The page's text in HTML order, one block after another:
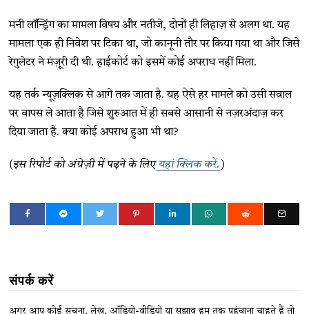
मनी लॉन्ड्रिंग का मामला विषय और नतीजे, दोनों ही लिहाज़ से अलग था. यह
मामला एक ही निवेश पर टिका था, जो कानूनी तौर पर किया गया था और जिसे
रेगुलेटर ने मंज़ूरी दी थी. हाईकोर्ट को इसमें कोई अपराध नहीं मिला.
यह तर्क न्यूज़क्लिक से आगे तक जाता है. यह ऐसे हर मामले को उसी सवाल
पर वापस ले आता है जिसे शुरुआत में ही सबसे आसानी से नज़रअंदाज़ कर
दिया जाता है. क्या कोई अपराध हुआ भी था?
(इस रिपोर्ट को अंग्रेज़ी में पढ़ने के लिएयहां क्लिक करें. )
संपर्क करें
अगर आप कोई सूचना, लेख, ऑडियो-वीडियो या सुझाव हम तक पहुंचाना चाहते हैं तो